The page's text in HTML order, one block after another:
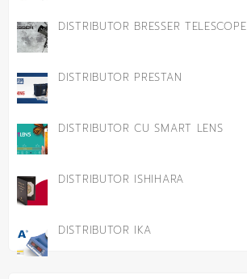
DISTRIBUTOR BRESSER TELESCOPE
DISTRIBUTOR PRESTAN
DISTRIBUTOR CU SMART LENS
DISTRIBUTOR ISHIHARA
DISTRIBUTOR IKA